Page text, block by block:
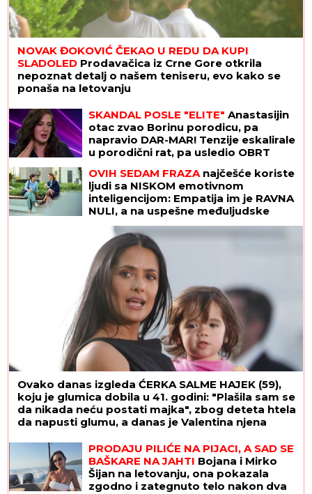
NOVAK ĐOKOVIĆ ČEKAO U REDU DA KUPI
SLADOLED Prodavačica iz Crne Gore otkrila
nepoznat detalj o našem teniseru, evo kako se
ponaša na letovanju
SKANDAL POSLE "ELITE" Anastasijin
otac zvao Borinu porodicu, pa
napravio DAR-MAR! Tenzije eskalirale
u porodični rat, pa usledio OBRT
OVIH SEDAM FRAZAnajčešće koriste
ljudi sa NISKOM emotivnom
inteligencijom: Empatija im je RAVNA
NULI, a na uspešne međuljudske
odnose mogu da zaborave
Ovako danas izgleda ĆERKA SALME HAJEK (59),
koju je glumica dobila u 41. godini: "Plašila sam se
da nikada neću postati majka", zbog deteta htela
da napusti glumu, a danas je Valentina njena
PRODAJU PILIĆE NA PIJACI, A SAD SE
BAŠKARE NA JAHTI Bojana i Mirko
Šijan na letovanju, ona pokazala
zgodno i zategnuto telo nakon dva